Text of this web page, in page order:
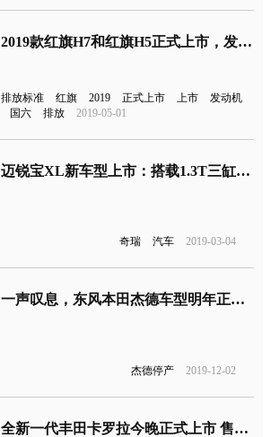
2019款红旗H7和红旗H5正式上市，发动机升级为国六排放标准
排放标准 红旗 2019 正式上市 上市
发动机
国六
排放 2019-05-01
迈锐宝XL新车型上市：搭载1.3T三缸发动机，售价15.49-17.49万元
奇瑞 汽车 2019-03-04
一声叹息，东风本田杰德车型明年正式停产
杰德停产 2019-12-02
全新一代丰田卡罗拉今晚正式上市 售价区间为11.98-15.98万元